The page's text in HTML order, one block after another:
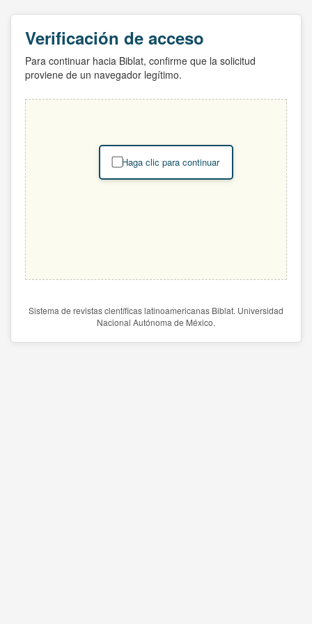
Verificación de acceso
Para continuar hacia Biblat, confirme que la solicitud
proviene de un navegador legítimo.
Haga clic para continuar
Sistema de revistas científicas latinoamericanas Biblat. Universidad
Nacional Autónoma de México.